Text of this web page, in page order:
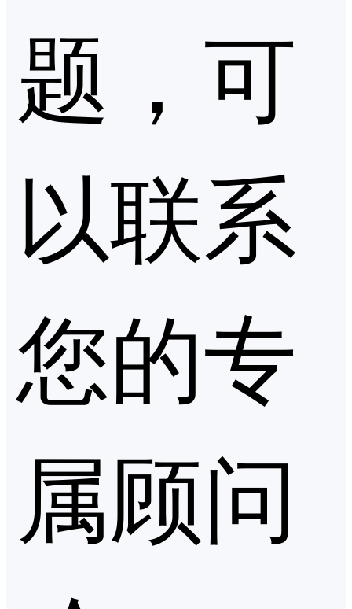
题，可
以联系
您的专
属顾问